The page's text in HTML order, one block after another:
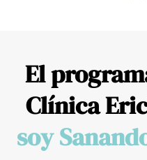
El
Clínica
soy